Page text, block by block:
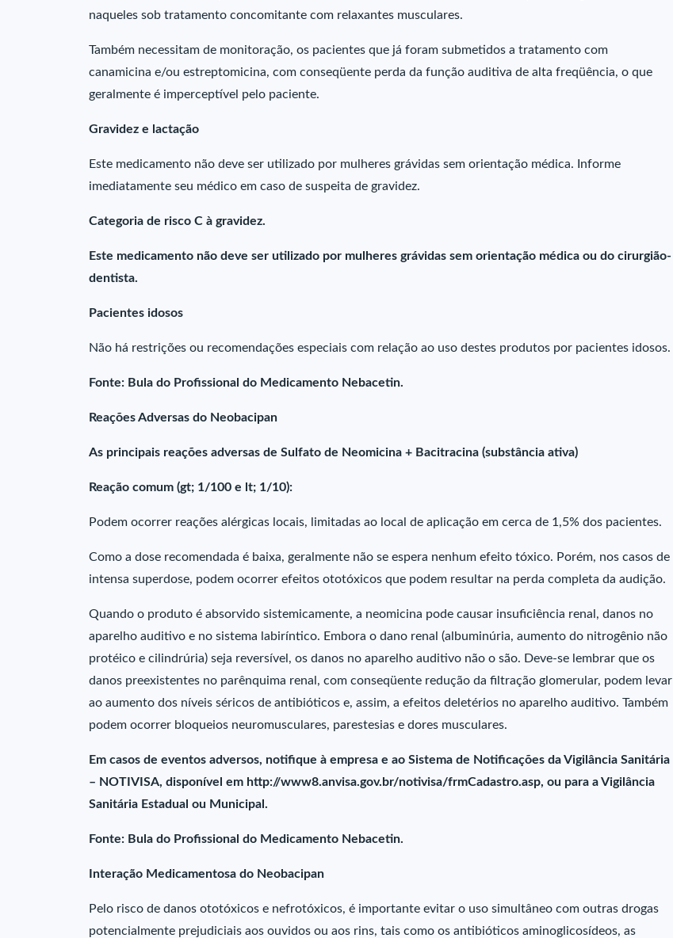
naqueles sob tratamento concomitante com relaxantes musculares.
Também necessitam de monitoração, os pacientes que já foram submetidos a tratamento com
canamicina e/ou estreptomicina, com conseqüente perda da função auditiva de alta freqüência, o que
geralmente é imperceptível pelo paciente.
Gravidez e lactação
Este medicamento não deve ser utilizado por mulheres grávidas sem orientação médica. Informe
imediatamente seu médico em caso de suspeita de gravidez.
Categoria de risco C à gravidez.
Este medicamento não deve ser utilizado por mulheres grávidas sem orientação médica ou do cirurgião-
dentista.
Pacientes idosos
Não há restrições ou recomendações especiais com relação ao uso destes produtos por pacientes idosos.
Fonte: Bula do Profissional do Medicamento Nebacetin.
Reações Adversas do Neobacipan
As principais reações adversas de Sulfato de Neomicina + Bacitracina (substância ativa)
Reação comum (gt; 1/100 e lt; 1/10):
Podem ocorrer reações alérgicas locais, limitadas ao local de aplicação em cerca de 1,5% dos pacientes.
Como a dose recomendada é baixa, geralmente não se espera nenhum efeito tóxico. Porém, nos casos de
intensa superdose, podem ocorrer efeitos ototóxicos que podem resultar na perda completa da audição.
Quando o produto é absorvido sistemicamente, a neomicina pode causar insuficiência renal, danos no
aparelho auditivo e no sistema labiríntico. Embora o dano renal (albuminúria, aumento do nitrogênio não
protéico e cilindrúria) seja reversível, os danos no aparelho auditivo não o são. Deve-se lembrar que os
danos preexistentes no parênquima renal, com conseqüente redução da filtração glomerular, podem levar
ao aumento dos níveis séricos de antibióticos e, assim, a efeitos deletérios no aparelho auditivo. Também
podem ocorrer bloqueios neuromusculares, parestesias e dores musculares.
Em casos de eventos adversos, notifique à empresa e ao Sistema de Notificações da Vigilância Sanitária
– NOTIVISA, disponível em http://www8.anvisa.gov.br/notivisa/frmCadastro.asp, ou para a Vigilância
Sanitária Estadual ou Municipal.
Fonte: Bula do Profissional do Medicamento Nebacetin.
Interação Medicamentosa do Neobacipan
Pelo risco de danos ototóxicos e nefrotóxicos, é importante evitar o uso simultâneo com outras drogas
potencialmente prejudiciais aos ouvidos ou aos rins, tais como os antibióticos aminoglicosídeos, as